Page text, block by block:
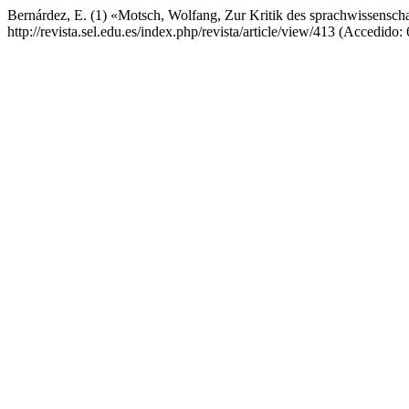
Bernárdez, E. (1) «Motsch, Wolfang, Zur Kritik des
http://revista.sel.edu.es/index.php/revista/article/view/413 (Accedido: